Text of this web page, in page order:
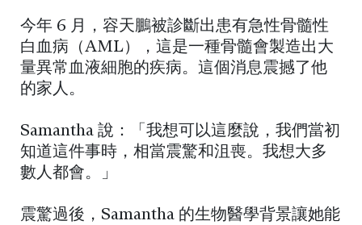
今年 6 月，容天鵬被診斷出患有急性骨髓性
白血病（AML），這是一種骨髓會製造出大
量異常血液細胞的疾病。這個消息震撼了他
的家人。
Samantha 說：「我想可以這麼說，我們當初
知道這件事時，相當震驚和沮喪。我想大多
數人都會。」
震驚過後，Samantha 的生物醫學背景讓她能